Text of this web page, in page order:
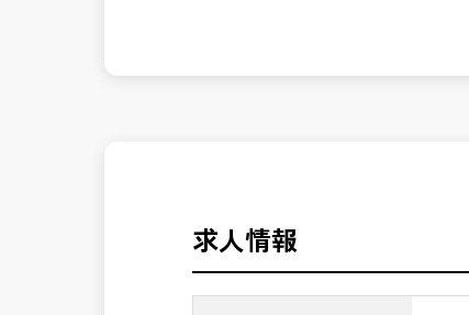
■勤務地について、ご希望のある方
求人情報